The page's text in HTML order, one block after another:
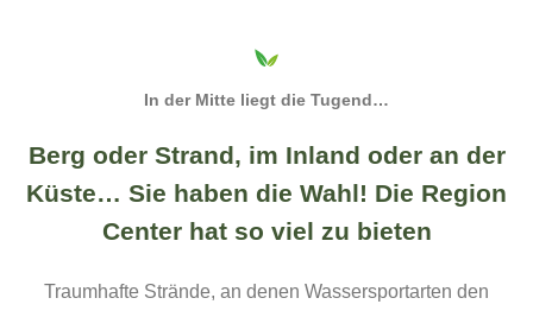
In der Mitte liegt die Tugend…
Berg oder Strand, im Inland oder an der
Küste… Sie haben die Wahl! Die Region
Center hat so viel zu bieten
Traumhafte Strände, an denen Wassersportarten den